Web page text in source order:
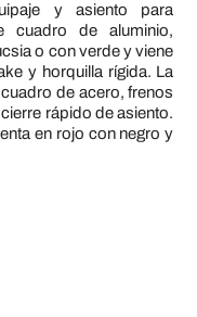
y asiento para
cuadro de aluminio,
o con verde y viene
y horquilla rígida. La
de acero, frenos
rápido de asiento.
en rojo con negro y